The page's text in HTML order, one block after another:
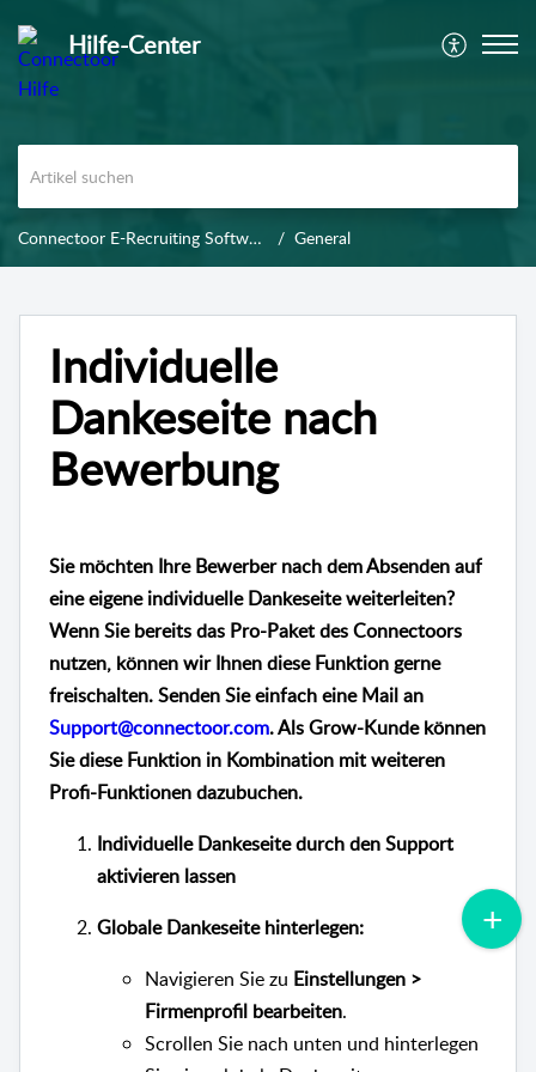
Hilfe-Center
Connectoor E-Recruiting Software General
Individuelle
Dankeseite nach
Bewerbung
Sie möchten Ihre Bewerber nach dem Absenden auf
eine eigene individuelle Dankeseite weiterleiten?
Wenn Sie bereits das Pro-Paket des Connectoors
nutzen, können wir Ihnen diese Funktion gerne
freischalten. Senden Sie einfach eine Mail an
Support@connectoor.com. Als Grow-Kunde können
Sie diese Funktion in Kombination mit weiteren
Profi-Funktionen dazubuchen.
Individuelle Dankeseite durch den Support
aktivieren lassen
Globale Dankeseite hinterlegen:
Navigieren Sie zu Einstellungen >
Firmenprofil bearbeiten.
Scrollen Sie nach unten und hinterlegen